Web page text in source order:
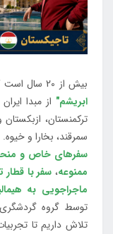
بیش از 20 سال است که سفرهایی با عنوان
ابریشم" از مبدا
ترکمنستان،
سمرقند، بخارا و خیوه.
سفرهای خاص و
ممنوعه، سفر با
ماجراجویی به
توسط گروه
تلاش داریم تا